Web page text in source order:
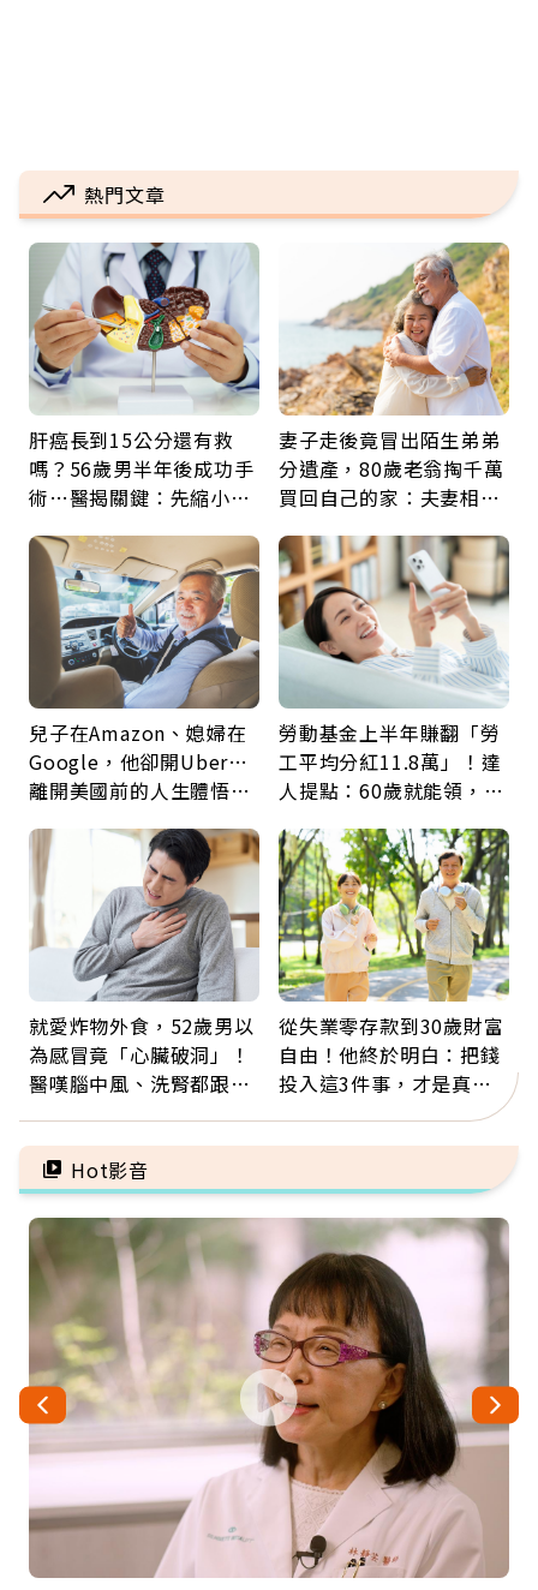
熱門文章
肝癌長到15公分還有救
嗎？56歲男半年後成功手
術…醫揭關鍵：先縮小腫
妻子走後竟冒出陌生弟弟
分遺產，80歲老翁掏千萬
買回自己的家：夫妻相守
兒子在Amazon、媳婦在
Google，他卻開Uber…
離開美國前的人生體悟：
勞動基金上半年賺翻「勞
工平均分紅11.8萬」！達
人提點：60歲就能領，重
就愛炸物外食，52歲男以
為感冒竟「心臟破洞」！
醫嘆腦中風、洗腎都跟它
救
從失業零存款到30歲財富
自由！他終於明白：把錢
投入這3件事，才是真正
Hot影音